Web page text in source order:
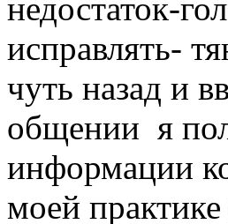
недостаток-
исправлять-
чуть назад и
общении я
информации
моей